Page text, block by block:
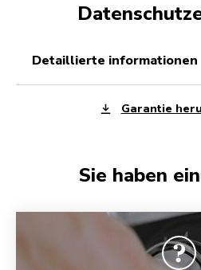
detaillierte informationen
Garantie
Sie haben